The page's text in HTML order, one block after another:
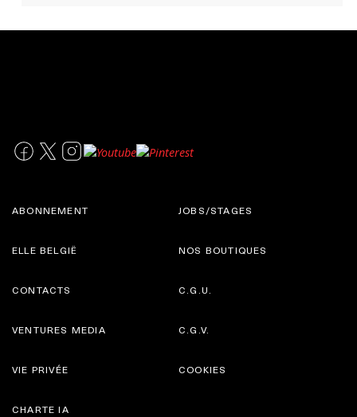
ABONNEMENT
ELLE BELGIË
JOBS/STAGES
NOS BOUTIQUES
CONTACTS
VENTURES MEDIA
C.G.U.
C.G.V.
VIE PRIVÉE
CHARTE IA
COOKIES